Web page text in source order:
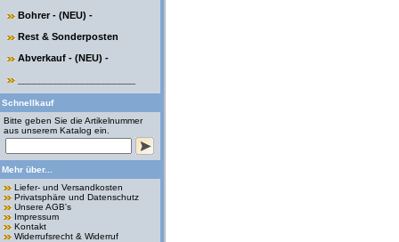
Bohrer - (NEU) -
Rest & Sonderposten
Abverkauf - (NEU) -
Schnellkauf
Bitte geben Sie die Artikelnummer
aus unserem Katalog ein.
Mehr über...
Liefer- und Versandkosten
Privatsphäre und Datenschutz
Unsere AGB's
Impressum
Kontakt
Widerrufsrecht & Widerruf